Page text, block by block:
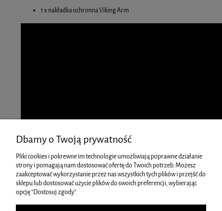
1 x nakładka ochronna Viking Arm
Dbamy o Twoją prywatność
Pliki cookies i pokrewne im technologie umożliwiają poprawne działanie
strony i pomagają nam dostosować ofertę do Twoich potrzeb. Możesz
zaakceptować wykorzystanie przez nas wszystkich tych plików i przejść do
sklepu lub dostosować użycie plików do swoich preferencji, wybierając
opcję "Dostosuj zgody".